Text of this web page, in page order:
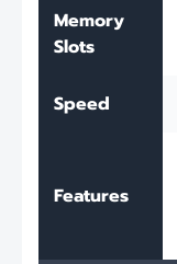
Memory
Slots
Speed
Features